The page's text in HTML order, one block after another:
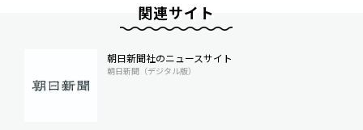
関連サイト
朝日新聞社のニュースサイト
朝日新聞（デジタル版）